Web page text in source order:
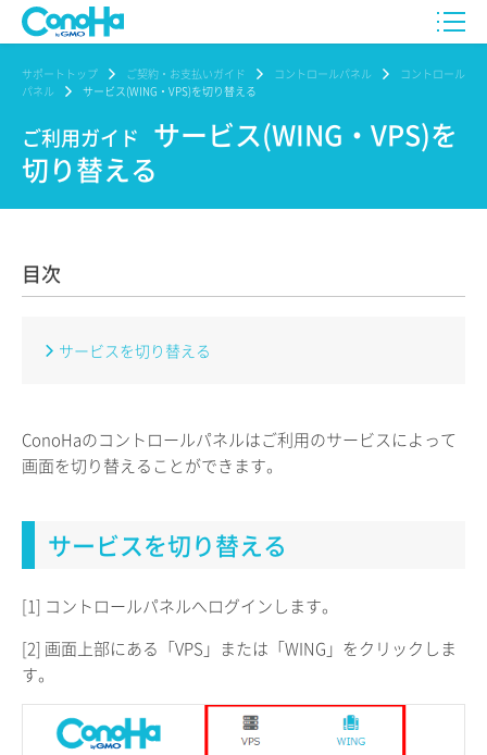
サポートトップ ご契約・お支払いガイド コントロールパネル
コントロール
パネル
サービス(WING・VPS)を切り替える
ご利用ガイド サービス(WING・VPS)を
切り替える
目次
サービスを切り替える
ConoHaのコントロールパネルはご利用のサービスによって
画面を切り替えることができます。
サービスを切り替える
[1] コントロールパネルへログインします。
[2] 画面上部にある「VPS」または「WING」をクリックしま
す。